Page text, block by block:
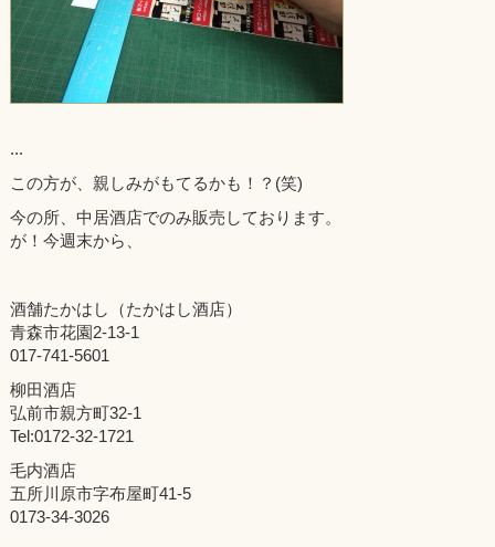
...
この方が、親しみがもてるかも！？(笑)
今の所、中居酒店でのみ販売しております。
が！今週末から、
酒舗たかはし（たかはし酒店）
青森市花園2-13-1
017-741-5601
柳田酒店
弘前市親方町32-1
Tel:0172-32-1721
毛内酒店
五所川原市字布屋町41-5
0173-34-3026